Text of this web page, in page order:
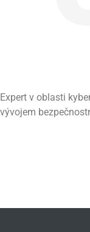
Expert v oblasti
vývojem